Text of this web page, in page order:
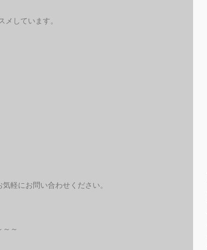
メしています。
軽にお問い合わせください。
～